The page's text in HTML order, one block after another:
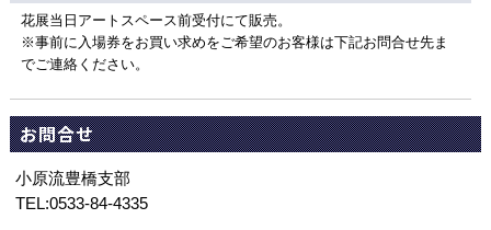
花展当日アートスペース前受付にて販売。
※事前に入場券をお買い求めをご希望のお客様は下記お問合せ先ま
でご連絡ください。
お問合せ
小原流豊橋支部
TEL:0533-84-4335